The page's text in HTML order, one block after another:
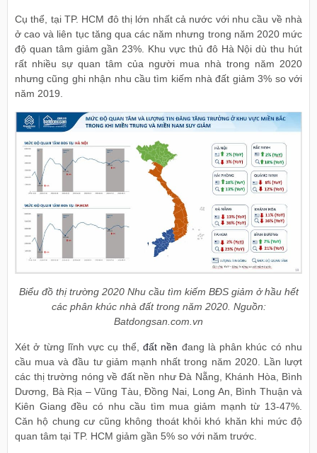
Cụ thể, tại TP. HCM đô thị lớn nhất cả nước với nhu cầu về nhà
ở cao và liên tục tăng qua các năm nhưng trong năm 2020 mức
độ quan tâm giảm gần 23%. Khu vực thủ đô Hà Nội dù thu hút
rất nhiều sự quan tâm của người mua nhà trong năm 2020
nhưng cũng ghi nhận nhu cầu tìm kiếm nhà đất giảm 3% so với
năm 2019.
Biểu đồ thị trường 2020 Nhu cầu tìm kiếm BĐS giảm ở hầu hết
các phân khúc nhà đất trong năm 2020. Nguồn:
Batdongsan.com.vn
Xét ở từng lĩnh vực cụ thể, đất nền đang là phân khúc có nhu
cầu mua và đầu tư giảm mạnh nhất trong năm 2020. Lần lượt
các thị trường nóng về đất nền như Đà Nẵng, Khánh Hòa, Bình
Dương, Bà Rịa – Vũng Tàu, Đồng Nai, Long An, Bình Thuận và
Kiên Giang đều có nhu cầu tìm mua giảm mạnh từ 13-47%.
Căn hộ chung cư cũng không thoát khỏi khó khăn khi mức độ
quan tâm tại TP. HCM giảm gần 5% so với năm trước.